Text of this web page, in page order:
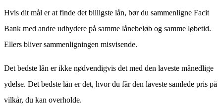
Hvis dit mål er at finde det billigste lån, bør du sammenligne Facit
Bank med andre udbydere på samme lånebeløb og samme løbetid.
Ellers bliver sammenligningen misvisende.
Det bedste lån er ikke nødvendigvis det med den laveste månedlige
ydelse. Det bedste lån er det, hvor du får den laveste samlede pris på
vilkår, du kan overholde.